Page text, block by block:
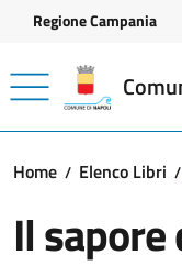
Vai ai contenuti
Vai al footer
Regione Campania
Home Elenco Libri
Il